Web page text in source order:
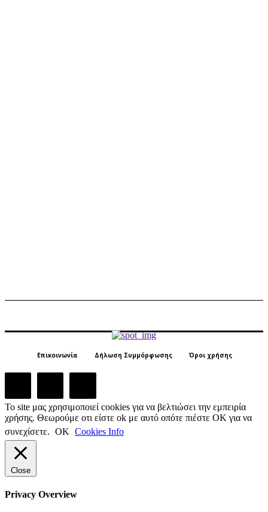
Επικοινωνία Δήλωση Συμμόρφωσης Όροι χρήσης
Το site μας χρησιμοποιεί cookies για να βελτιώσει την εμπειρία
χρήσης. Θεωρούμε οτι είστε ok με αυτό οπότε πιέστε ΟΚ για να
συνεχίσετε. ΟΚ Cookies Info
Close
Privacy Overview